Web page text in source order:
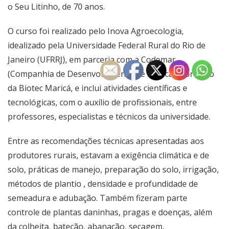
o Seu Litinho, de 70 anos.
O curso foi realizado pelo Inova Agroecologia,
idealizado pela Universidade Federal Rural do Rio de
Janeiro (UFRRJ), em parceria com a Codemar
(Companhia de Desenvolvimento de Maricá), por meio
da Biotec Maricá, e inclui atividades científicas e
tecnológicas, com o auxílio de profissionais, entre
professores, especialistas e técnicos da universidade.
Entre as recomendações técnicas apresentadas aos
produtores rurais, estavam a exigência climática e de
solo, práticas de manejo, preparação do solo, irrigação,
métodos de plantio , densidade e profundidade de
semeadura e adubação. Também fizeram parte
controle de plantas daninhas, pragas e doenças, além
da colheita, bateção, abanação, secagem,